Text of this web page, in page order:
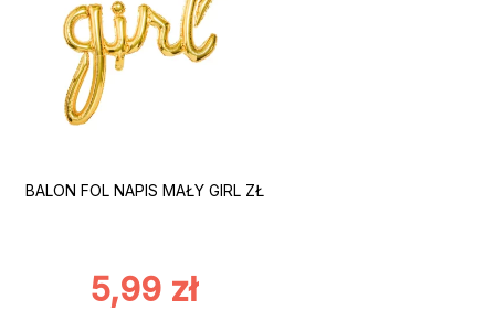
BALON FOL NAPIS MAŁY GIRL ZŁ
5,99 zł